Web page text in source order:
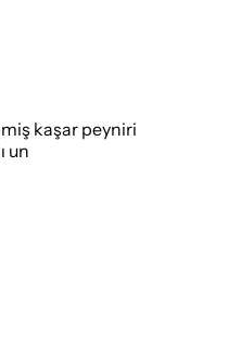
kaşar peyniri
un